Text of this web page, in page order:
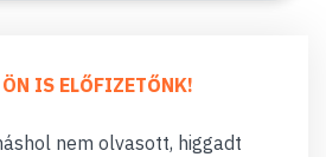
ÖN IS ELŐFIZETŐNK!
nem olvasott, higgadt